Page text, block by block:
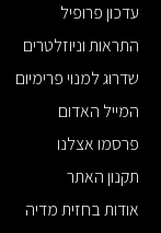
עדכון פרופיל
התראות וניוזלטרים
שדרוג למנוי פרימיום
המייל האדום
פרסמו אצלנו
תקנון האתר
אודות בחזית מדיה